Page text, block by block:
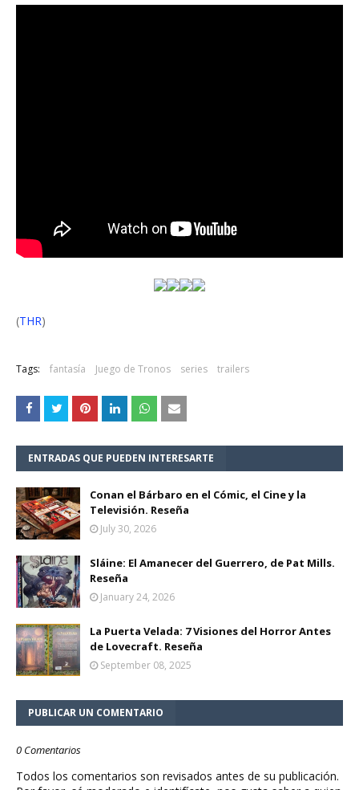
(THR)
Tags: fantasía Juego de Tronos series trailers
ENTRADAS QUE PUEDEN INTERESARTE
Conan el Bárbaro en el Cómic, el Cine y la
Televisión. Reseña
July 30, 2026
Sláine: El Amanecer del Guerrero, de Pat Mills.
Reseña
January 24, 2026
La Puerta Velada: 7 Visiones del Horror Antes
de Lovecraft. Reseña
September 08, 2025
PUBLICAR UN COMENTARIO
0 Comentarios
Todos los comentarios son revisados antes de su publicación.